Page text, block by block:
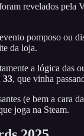
revelados pela
pomposo ou
da loja.
a lógica das
33, que vinha
(e bem a cara
joga na Steam.